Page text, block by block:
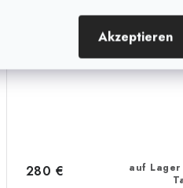
Akzeptieren
auf Lager
280 €